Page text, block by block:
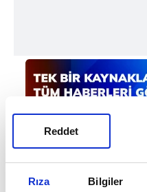
Rıza Bilgiler
Reddet